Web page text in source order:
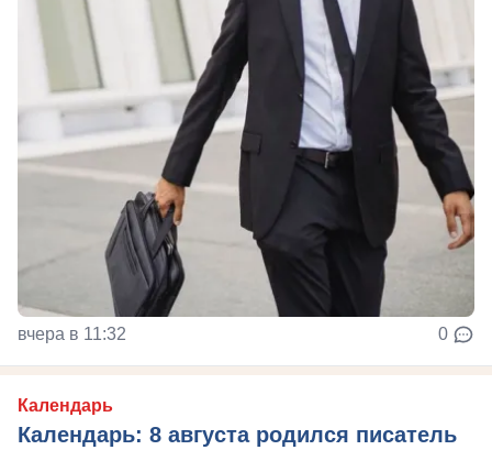
вчера в 11:32 0
Календарь
Календарь: 8 августа родился писатель